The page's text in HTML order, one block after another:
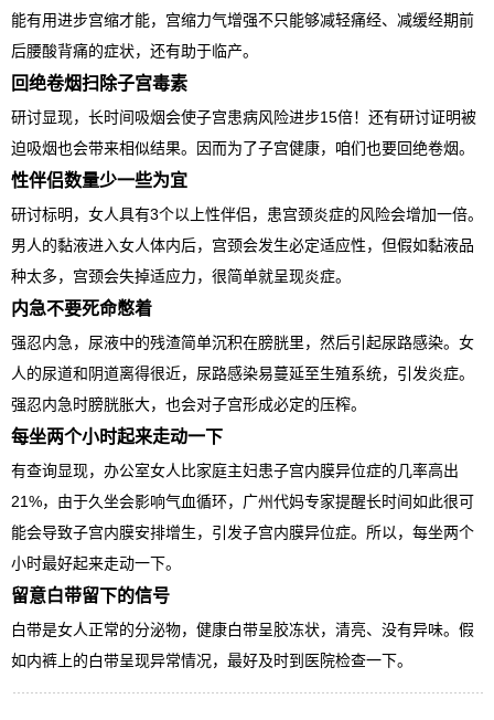
能有用进步宫缩才能，宫缩力气增强不只能够减轻痛经、减缓经期前
后腰酸背痛的症状，还有助于临产。
回绝卷烟扫除子宫毒素
研讨显现，长时间吸烟会使子宫患病风险进步15倍！还有研讨证明被
迫吸烟也会带来相似结果。因而为了子宫健康，咱们也要回绝卷烟。
性伴侣数量少一些为宜
研讨标明，女人具有3个以上性伴侣，患宫颈炎症的风险会增加一倍。
男人的黏液进入女人体内后，宫颈会发生必定适应性，但假如黏液品
种太多，宫颈会失掉适应力，很简单就呈现炎症。
内急不要死命憋着
强忍内急，尿液中的残渣简单沉积在膀胱里，然后引起尿路感染。女
人的尿道和阴道离得很近，尿路感染易蔓延至生殖系统，引发炎症。
强忍内急时膀胱胀大，也会对子宫形成必定的压榨。
每坐两个小时起来走动一下
有查询显现，办公室女人比家庭主妇患子宫内膜异位症的几率高出
21%，由于久坐会影响气血循环，广州代妈专家提醒长时间如此很可
能会导致子宫内膜安排增生，引发子宫内膜异位症。所以，每坐两个
小时最好起来走动一下。
留意白带留下的信号
白带是女人正常的分泌物，健康白带呈胶冻状，清亮、没有异味。假
如内裤上的白带呈现异常情况，最好及时到医院检查一下。